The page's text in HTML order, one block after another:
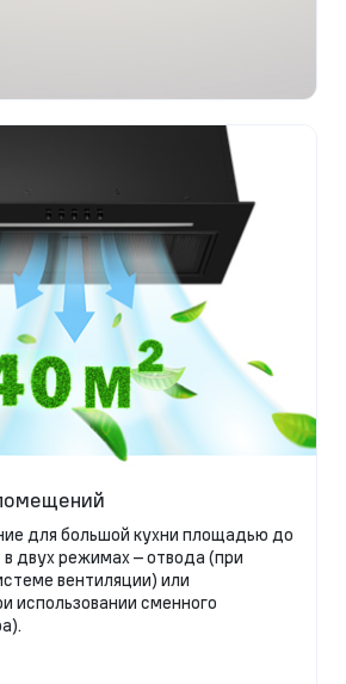
для большой кухни площадью до
двух режимах – отвода (при
вентиляции) или
использовании сменного